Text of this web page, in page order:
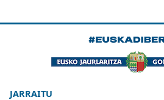
JARRAITU